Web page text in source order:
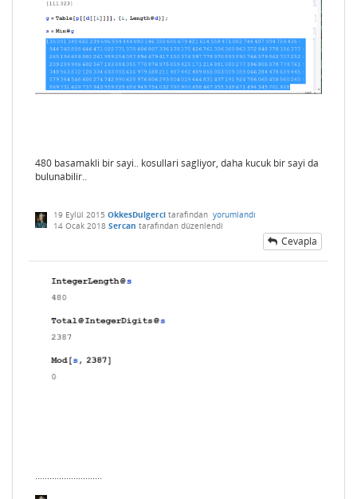
480 basamakli bir sayi.. kosullari sagliyor, daha kucuk bir sayi da
bulunabilir..
19 Eylül 2015 OkkesDulgerci tarafından yorumlandı
14 Ocak 2018 Sercan tarafından düzenlendi
Cevapla
............................